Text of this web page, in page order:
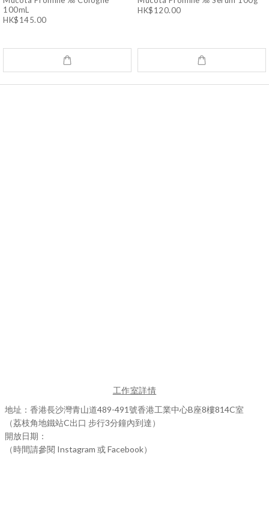
100mL
HK$145.00
HK$120.00
工作室詳情
地址：香港長沙灣青山道489-491號香港工業中心B座8樓814C室
（荔枝角地鐵站C出口 步行3分鐘內到達）
開放日期：
（時間請參閱 Instagram 或 Facebook）